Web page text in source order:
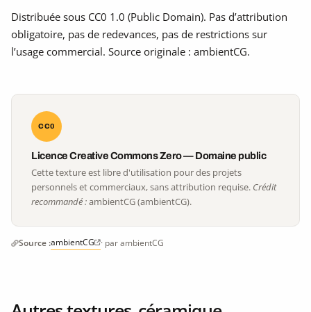
Distribuée sous CC0 1.0 (Public Domain). Pas d’attribution
obligatoire, pas de redevances, pas de restrictions sur
l’usage commercial. Source originale : ambientCG.
CC0
Licence Creative Commons Zero — Domaine public
Cette texture est libre d'utilisation pour des projets
personnels et commerciaux, sans attribution requise. Crédit
recommandé :ambientCG (ambientCG).
Source :ambientCG · par ambientCG